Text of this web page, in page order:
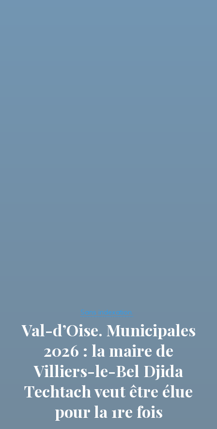
Sans indexation.
Val-d’Oise. Municipales
2026 : la maire de
Villiers-le-Bel Djida
Techtach veut être élue
pour la 1re fois